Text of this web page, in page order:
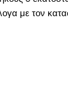
με τον